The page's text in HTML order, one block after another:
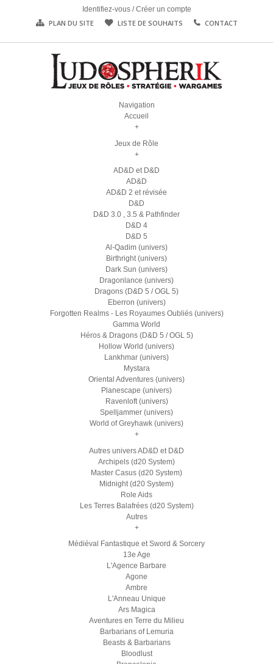
Identifiez-vous /Créer un compte
PLAN DU SITE LISTE DE SOUHAITS CONTACT
Navigation
Accueil
+
Jeux de Rôle
+
AD&D et D&D
AD&D
AD&D 2 et révisée
D&D
D&D 3.0 , 3.5 & Pathfinder
D&D 4
D&D 5
Al-Qadim (univers)
Birthright (univers)
Dark Sun (univers)
Dragonlance (univers)
Dragons (D&D 5 / OGL 5)
Eberron (univers)
Forgotten Realms - Les Royaumes Oubliés (univers)
Gamma World
Héros & Dragons (D&D 5 / OGL 5)
Hollow World (univers)
Lankhmar (univers)
Mystara
Oriental Adventures (univers)
Planescape (univers)
Ravenloft (univers)
Spelljammer (univers)
World of Greyhawk (univers)
+
Autres univers AD&D et D&D
Archipels (d20 System)
Master Casus (d20 System)
Midnight (d20 System)
Role Aids
Les Terres Balafrées (d20 System)
Autres
+
Médiéval Fantastique et Sword & Sorcery
13e Age
L'Agence Barbare
Agone
Ambre
L'Anneau Unique
Ars Magica
Aventures en Terre du Milieu
Barbarians of Lemuria
Beasts & Barbarians
Bloodlust